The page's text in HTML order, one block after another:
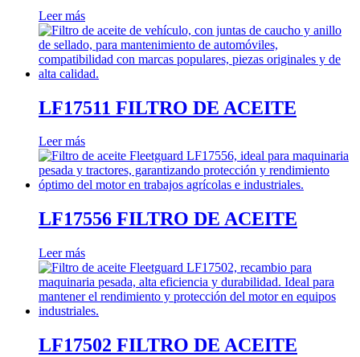
Leer más
LF17511 FILTRO DE ACEITE
Leer más
LF17556 FILTRO DE ACEITE
Leer más
LF17502 FILTRO DE ACEITE